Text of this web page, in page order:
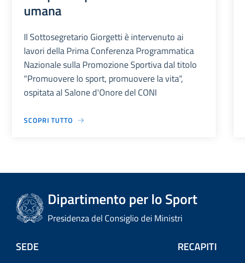
umana
Il Sottosegretario Giorgetti è intervenuto ai
lavori della Prima Conferenza Programmatica
Nazionale sulla Promozione Sportiva dal titolo
"Promuovere lo sport, promuovere la vita",
ospitata al Salone d'Onore del CONI
SCOPRI TUTTO
Dipartimento per lo Sport
Presidenza del Consiglio dei Ministri
SEDE RECAPITI